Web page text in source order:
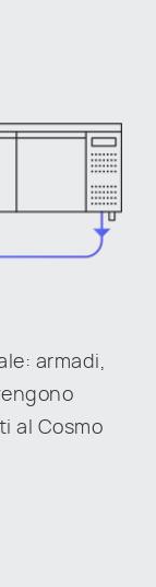
armadi,
al Cosmo